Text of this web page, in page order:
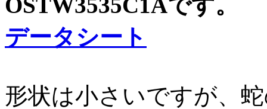
データシート
形状は小さいですが、